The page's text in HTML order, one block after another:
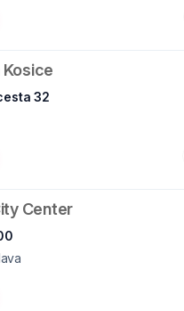
Kosice
32
Center